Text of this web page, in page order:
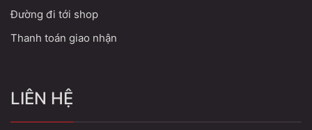
Đường đi tới shop
Thanh toán giao nhận
LIÊN HỆ